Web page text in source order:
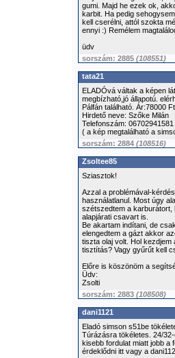
gumi. Majd he ezek ok,
karbit. Ha pedig
kell cserélni, attól szokta
ennyi :) Remélem
üdv
sorszám: 2885 (108551)
tata21
ELADÓvá váltak a képen
megbízható,jó állapotú.
Pálfán található. Ár:78000
Hirdető neve: Szőke Milán
Telefonszám: 06702941581
( a kép megtalálható a
sorszám: 2884 (108516)
Zsoltee85
Sziasztok!
Azzal a problémával-
használatlanul. Most úgy
szétszedtem a karburátort,
alapjárati csavart is.
Be akartam indítani, de
elengedtem a gázt akkor
tiszta olaj volt. Hol kezdjem
tisztítás? Vagy gyűrűt kell
Előre is köszönöm a
Üdv:
Zsolti
sorszám: 2883 (108508)
dani1121
Eladó simson s51be
Túrázásra tökéletes. 24/
kisebb fordulat miatt jobb a
érdeklődni itt vagy a